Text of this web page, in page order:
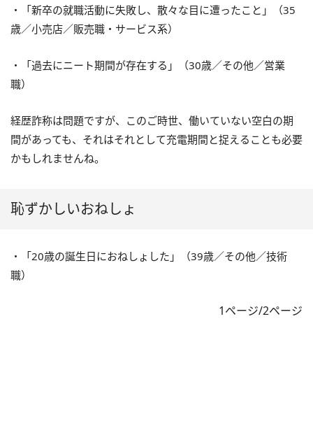
・「新卒の就職活動に失敗し、散々な目に遭ったこと」（35
歳／小売店／販売職・サービス系）
・「過去にニート期間が存在する」（30歳／その他／営業
職）
経歴詐称は問題ですが、このご時世、働いていない空白の期
間があっても、それはそれとして充電期間と捉えることも必要
かもしれませんね。
恥ずかしいおねしょ
・「20歳の誕生日におねしょした」（39歳／その他／技術
職）
1ページ/2ページ